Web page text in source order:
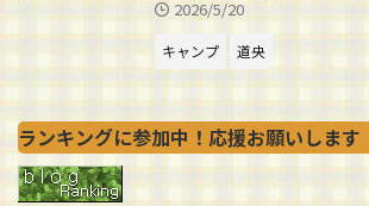
2026/5/20
キャンプ 道央
ランキングに参加中！応援お願いします